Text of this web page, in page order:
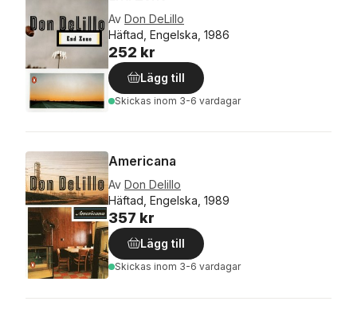
Av Don DeLillo
Häftad, Engelska, 1986
252 kr
Lägg till
Skickas inom 3-6 vardagar
Americana
Av Don Delillo
Häftad, Engelska, 1989
357 kr
Lägg till
Skickas inom 3-6 vardagar